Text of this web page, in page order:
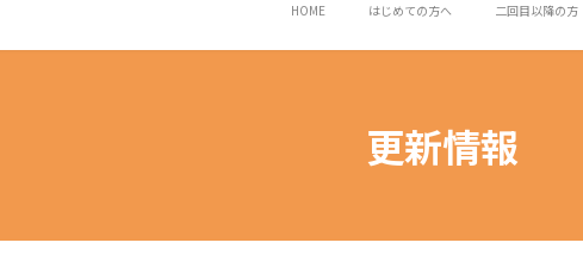
HOME はじめての方へ 二回目以降の方
更新情報